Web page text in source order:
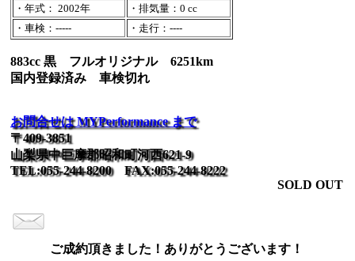
・年式： 2002年
・排気量：0 cc
・車検：-----
・走行：----
883cc 黒 フルオリジナル 6251km
国内登録済み 車検切れ
お問合せは MYPerformance まで
〒409-3851
山梨県中巨摩郡昭和町河西621-9
TEL:055-244-8200 FAX:055-244-8222
SOLD OUT
ご成約頂きました！ありがとうございます！